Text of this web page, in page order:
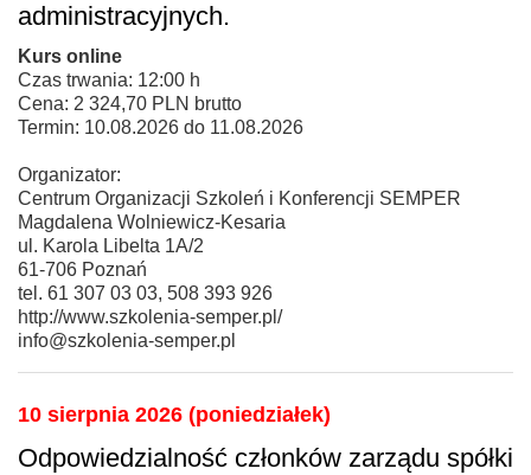
administracyjnych.
Kurs online
Czas trwania: 12:00 h
Cena: 2 324,70 PLN brutto
Termin: 10.08.2026 do 11.08.2026
Organizator:
Centrum Organizacji Szkoleń i Konferencji SEMPER
Magdalena Wolniewicz-Kesaria
ul. Karola Libelta 1A/2
61-706 Poznań
tel. 61 307 03 03, 508 393 926
http://www.szkolenia-semper.pl/
info@szkolenia-semper.pl
10 sierpnia 2026 (poniedziałek)
Odpowiedzialność członków zarządu spółki